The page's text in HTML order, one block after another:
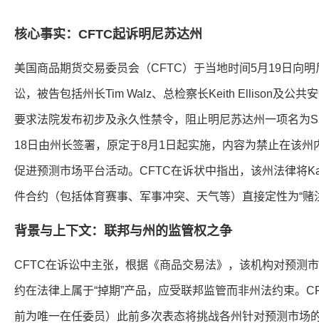
核心事实：CFTC起诉明尼苏达州
美国商品期货交易委员会（CFTC）于当地时间5月19日向
讼，被告包括州长Tim Walz、总检察长Keith Ellison及公共
要求法院发布初步及永久性禁令，阻止明尼苏达州一项名为
18日由州长签署，原定于8月1日起实施，内容为禁止在该
促进预测市场平台活动。CFTC在诉状中指出，该州法律将
件合约（包括体育赛事、军事冲突、天气等）直接定性为“赌
背景与上下文：联邦与州的监管权之争
CFTC在诉讼中主张，根据《商品交易法》，该机构对预测
约在法律上属于“掉期”产品，应受联邦监管而非州法约束。
前为唯一在任委员）此前多次表态将挑战各州针对预测市场